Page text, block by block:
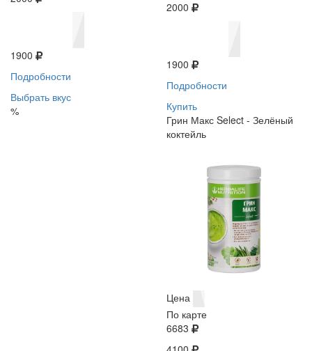
1900
Подробности
Выбрать вкус
%
2000
1900
Подробности
Купить
Грин Макс Select - Зелёный
коктейль
Цена
По карте
6683